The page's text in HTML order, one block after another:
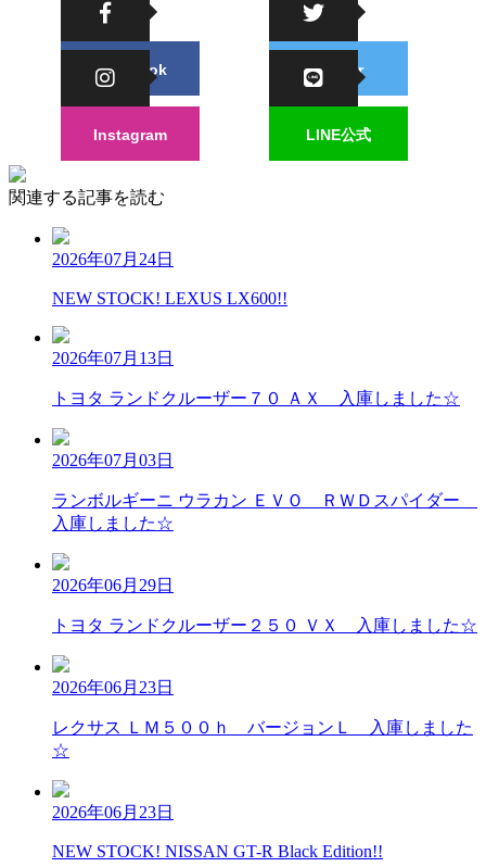
Facebook Twitter
Instagram LINE公式
関連する記事を読む
2026年07月24日
NEW STOCK! LEXUS LX600!!
2026年07月13日
トヨタ ランドクルーザー７０ ＡＸ 入庫しました☆
2026年07月03日
ランボルギーニ ウラカン ＥＶＯ ＲＷＤスパイダー
入庫しました☆
2026年06月29日
トヨタ ランドクルーザー２５０ ＶＸ 入庫しました☆
2026年06月23日
レクサス ＬＭ５００ｈ バージョンＬ 入庫しました
☆
2026年06月23日
NEW STOCK! NISSAN GT-R Black Edition!!